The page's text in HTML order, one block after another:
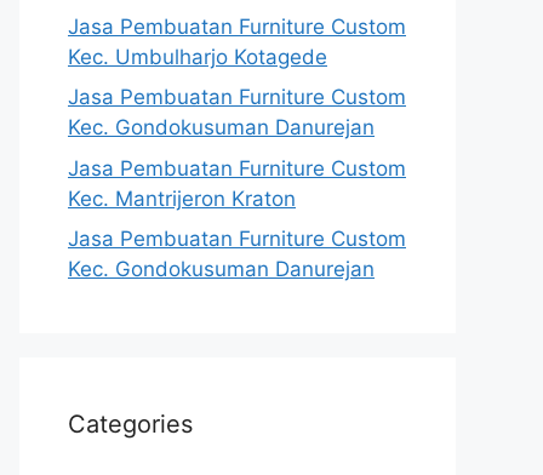
Jasa Pembuatan Furniture Custom
Kec. Umbulharjo Kotagede
Jasa Pembuatan Furniture Custom
Kec. Gondokusuman Danurejan
Jasa Pembuatan Furniture Custom
Kec. Mantrijeron Kraton
Jasa Pembuatan Furniture Custom
Kec. Gondokusuman Danurejan
Categories